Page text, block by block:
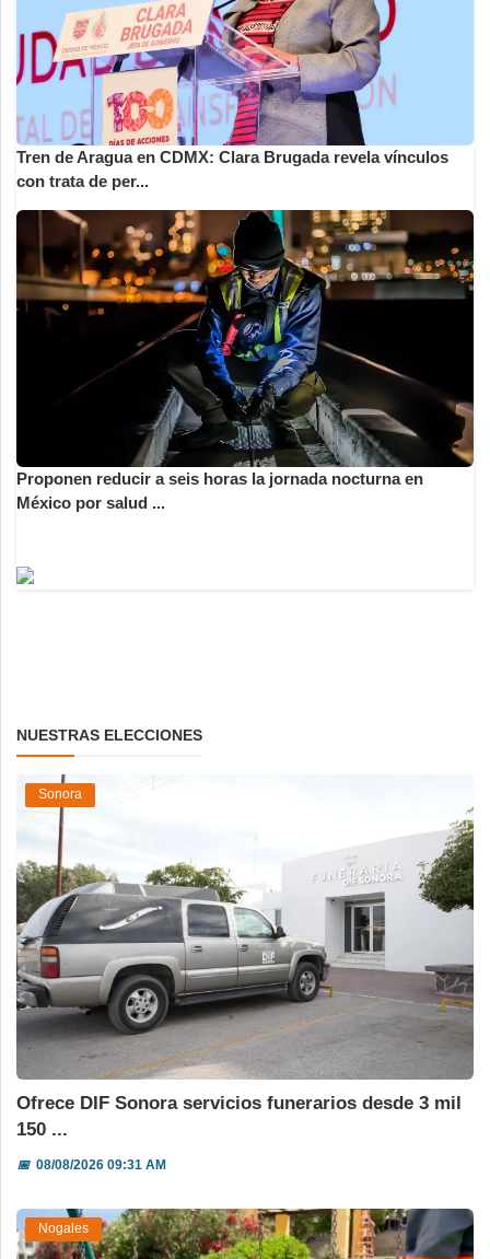
Tren de Aragua en CDMX: Clara Brugada revela vínculos
con trata de per...
Proponen reducir a seis horas la jornada nocturna en
México por salud ...
NUESTRAS ELECCIONES
Sonora
Ofrece DIF Sonora servicios funerarios desde 3 mil
150 ...
📅08/08/2026 09:31 AM
Nogales